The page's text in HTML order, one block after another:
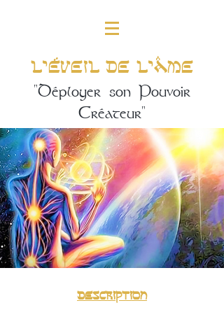
l’Éveil de l'Âme
"Déployer son Pouvoir
Créateur"
Description